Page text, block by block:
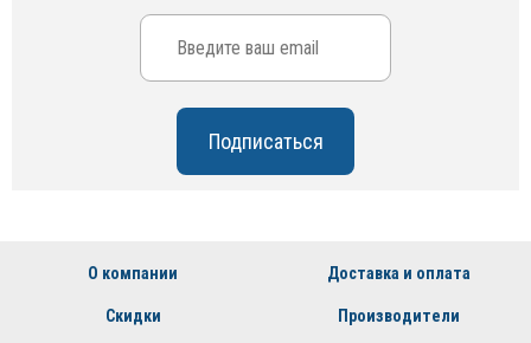
О компании Доставка и оплата
Скидки Производители